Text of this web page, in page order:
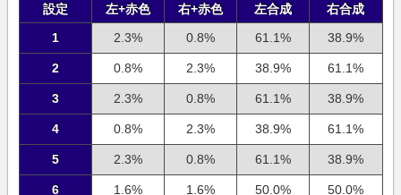
設定 左+赤色 右+赤色 左合成
右合成
1
2.3% 0.8% 61.1% 38.9%
2 0.8% 2.3% 38.9% 61.1%
3 2.3% 0.8% 61.1% 38.9%
4 0.8% 2.3% 38.9% 61.1%
5 2.3% 0.8% 61.1% 38.9%
6 1.6% 1.6% 50.0% 50.0%